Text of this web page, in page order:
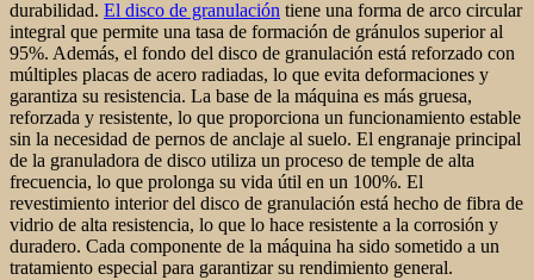
durabilidad. El disco de granulación tiene una forma de arco circular
integral que permite una tasa de formación de gránulos superior al
95%. Además, el fondo del disco de granulación está reforzado con
múltiples placas de acero radiadas, lo que evita deformaciones y
garantiza su resistencia. La base de la máquina es más gruesa,
reforzada y resistente, lo que proporciona un funcionamiento estable
sin la necesidad de pernos de anclaje al suelo. El engranaje principal
de la granuladora de disco utiliza un proceso de temple de alta
frecuencia, lo que prolonga su vida útil en un 100%. El
revestimiento interior del disco de granulación está hecho de fibra de
vidrio de alta resistencia, lo que lo hace resistente a la corrosión y
duradero. Cada componente de la máquina ha sido sometido a un
tratamiento especial para garantizar su rendimiento general.